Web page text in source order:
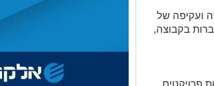
ועקיפה של
בקבוצה,
פרויקטים